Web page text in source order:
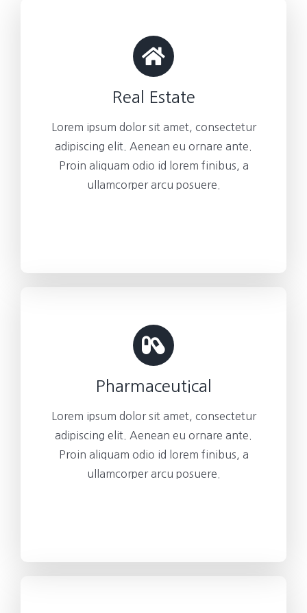
Real Estate
Lorem ipsum dolor sit amet, consectetur
adipiscing elit. Aenean eu ornare ante.
Proin aliquam odio id lorem finibus, a
ullamcorper arcu posuere.
Pharmaceutical
Lorem ipsum dolor sit amet, consectetur
adipiscing elit. Aenean eu ornare ante.
Proin aliquam odio id lorem finibus, a
ullamcorper arcu posuere.